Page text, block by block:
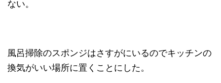
ない。
風呂掃除のスポンジはさすがにいるのでキッチンの
換気がいい場所に置くことにした。